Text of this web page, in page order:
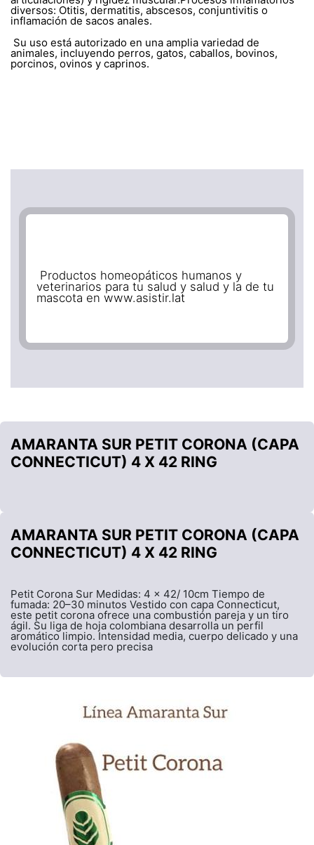
diversos: Otitis, dermatitis, abscesos, conjuntivitis o
inflamación de sacos anales.
Su uso está autorizado en una amplia variedad de
animales, incluyendo perros, gatos, caballos, bovinos,
porcinos, ovinos y caprinos.
Productos homeopáticos humanos y
veterinarios para tu salud y salud y la de tu
mascota en www.asistir.lat
AMARANTA SUR PETIT CORONA (CAPA
CONNECTICUT) 4 X 42 RING
AMARANTA SUR PETIT CORONA (CAPA
CONNECTICUT) 4 X 42 RING
Petit Corona Sur Medidas: 4 x 42/ 10cm Tiempo de
fumada: 20–30 minutos Vestido con capa Connecticut,
este petit corona ofrece una combustión pareja y un tiro
ágil. Su liga de hoja colombiana desarrolla un perfil
aromático limpio. Intensidad media, cuerpo delicado y una
evolución corta pero precisa